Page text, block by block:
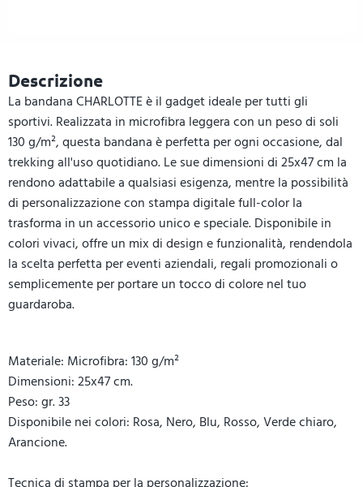
Descrizione
La bandana CHARLOTTE è il gadget ideale per tutti gli
sportivi. Realizzata in microfibra leggera con un peso di soli
130 g/m², questa bandana è perfetta per ogni occasione, dal
trekking all'uso quotidiano. Le sue dimensioni di 25x47 cm la
rendono adattabile a qualsiasi esigenza, mentre la possibilità
di personalizzazione con stampa digitale full-color la
trasforma in un accessorio unico e speciale. Disponibile in
colori vivaci, offre un mix di design e funzionalità, rendendola
la scelta perfetta per eventi aziendali, regali promozionali o
semplicemente per portare un tocco di colore nel tuo
guardaroba.
Materiale: Microfibra: 130 g/m²
Dimensioni: 25x47 cm.
Peso: gr. 33
Disponibile nei colori: Rosa, Nero, Blu, Rosso, Verde chiaro,
Arancione.